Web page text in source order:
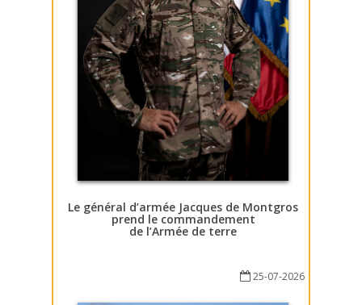
Le général d’armée Jacques de Montgros
prend le commandement
de l’Armée de terre
25-07-2026